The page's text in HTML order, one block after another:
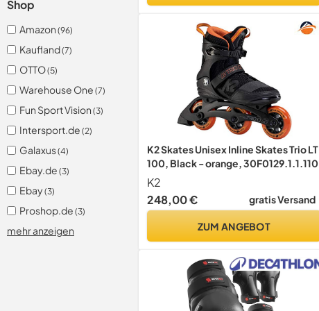
Shop
Amazon (96)
Kaufland(7)
OTTO(5)
Warehouse One (7)
Fun Sport Vision (3)
Intersport.de (2)
Galaxus(4)
Ebay.de (3)
Ebay(3)
Proshop.de (3)
mehr anzeigen
K2 Skates Unisex Inline Skates Trio LT
100, Black - orange, 30F0129.1.1.110
K2
248,00 €
gratis Versand
ZUM ANGEBOT